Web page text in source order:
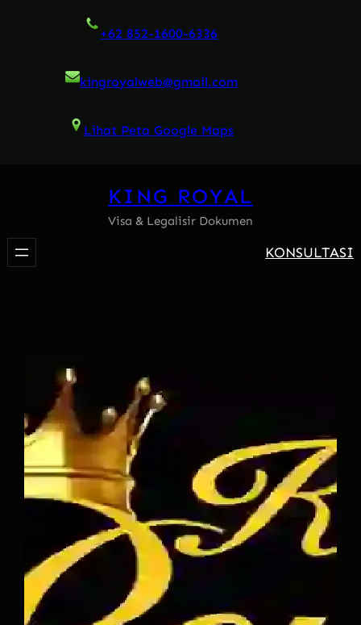
+62 852-1600-6336
kingroyalweb@gmail.com
Lihat Peta Google Maps
KING ROYAL
Visa & Legalisir Dokumen
KONSULTASI